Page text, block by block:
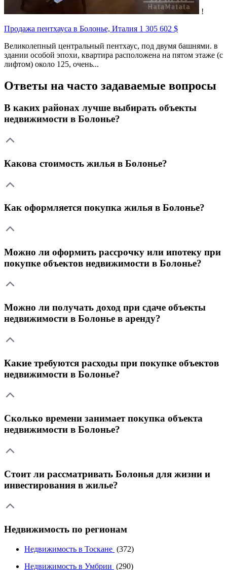
!
Продажа пентхауса в Болонье, Италия 1 305 602 $
Великолепный центральный пентхаус, под двумя башнями. в
здании особой эпохи, квартира расположена на пятом этаже (с
лифтом) около 125, очень...
Ответы на часто задаваемые вопросы
В каких районах лучше выбирать объекты
недвижимости в Болонье?
Какова стоимость жилья в Болонье?
Как оформляется покупка жилья в Болонье?
Можно ли оформить рассрочку или ипотеку при
покупке объектов недвижимости в Болонье?
Можно ли получать доход при сдаче объекты
недвижимости в Болонье в аренду?
Какие требуются расходы при покупке объектов
недвижимости в Болонье?
Сколько времени занимает покупка объекта
недвижимости в Болонье?
Стоит ли рассматривать Болонья для жизни и
инвестирования в жилье?
Недвижимость по регионам
Недвижимость в Тоскане (372)
Недвижимость в Умбрии (290)